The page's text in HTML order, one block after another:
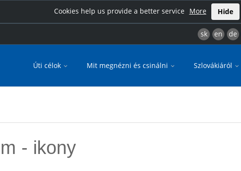
Cookies help us provide a better service More Hide
sk en de
Úti célok Mit megnézni és csinálni Szlovákiáról
- ikony